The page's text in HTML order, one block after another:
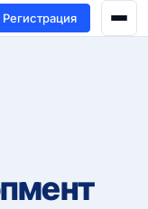
Регистрация